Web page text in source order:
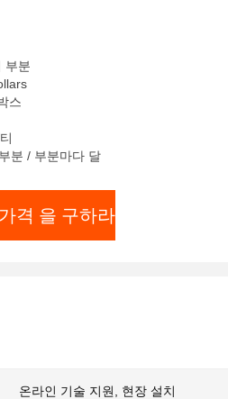
부분
스
분 / 부분마다 달
격 을 구하라
온라인 기술 지원, 현장 설치